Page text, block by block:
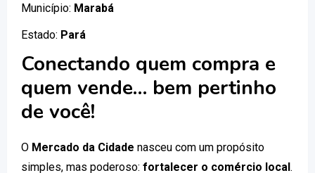
Município: Marabá
Estado: Pará
Conectando quem compra e
quem vende… bem pertinho
de você!
O Mercado da Cidade nasceu com um propósito
simples, mas poderoso: fortalecer o comércio local.